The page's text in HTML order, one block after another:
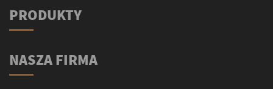
PRODUKTY
NASZA FIRMA